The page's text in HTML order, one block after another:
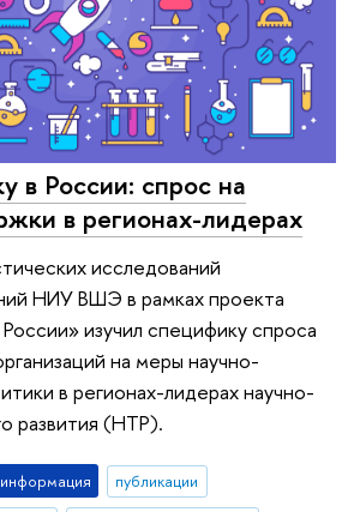
в России: спрос на
в регионах-лидерах
исследований
НИУ ВШЭ в рамках проекта
изучил специфику спроса
на меры научно-
в регионах-лидерах научно-
развития (НТР).
публикации